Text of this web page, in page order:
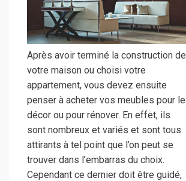
Après avoir terminé la construction de
votre maison ou choisi votre
appartement, vous devez ensuite
penser à acheter vos meubles pour le
décor ou pour rénover. En effet, ils
sont nombreux et variés et sont tous
attirants à tel point que l’on peut se
trouver dans l’embarras du choix.
Cependant ce dernier doit être guidé,